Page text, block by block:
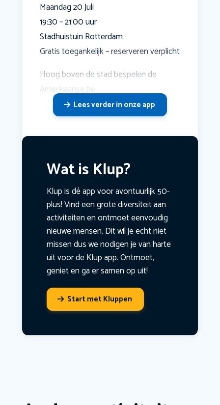
Maandag 20 Juli
19:30 – 21:00 uur
Stadhuistuin Rotterdam
Gratis toegankelijk – reserveren verplicht
Hoog boven de stad bespelen de
Amerikaanse be
Lees verder in onze app
Wat is Klup?
Klup is dé app voor avontuurlijk 50-
plus! Vind een grote diversiteit aan
activiteiten en ontmoet eenvoudig
nieuwe mensen. Dit wil je echt niet
missen dus we nodigen je van harte
uit voor de Klup app. Ontmoet,
geniet en ga er samen op uit!
Start met Kluppen